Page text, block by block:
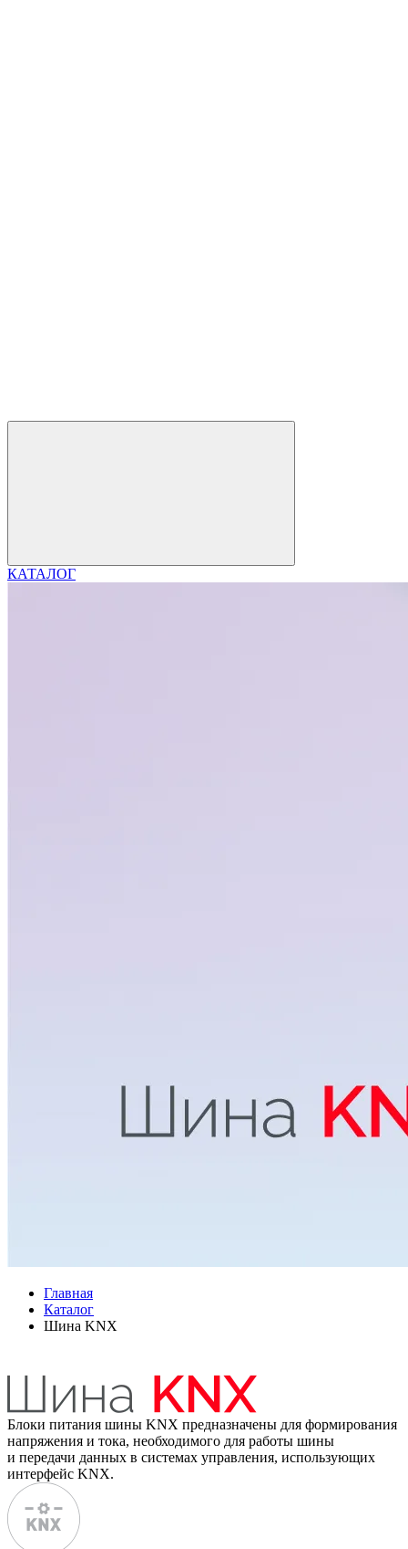
КАТАЛОГ
Главная
Каталог
Шина KNX
Блоки питания шины KNX предназначены для формирования
напряжения и тока, необходимого для работы шины
и передачи данных в системах управления, использующих
интерфейс KNX.